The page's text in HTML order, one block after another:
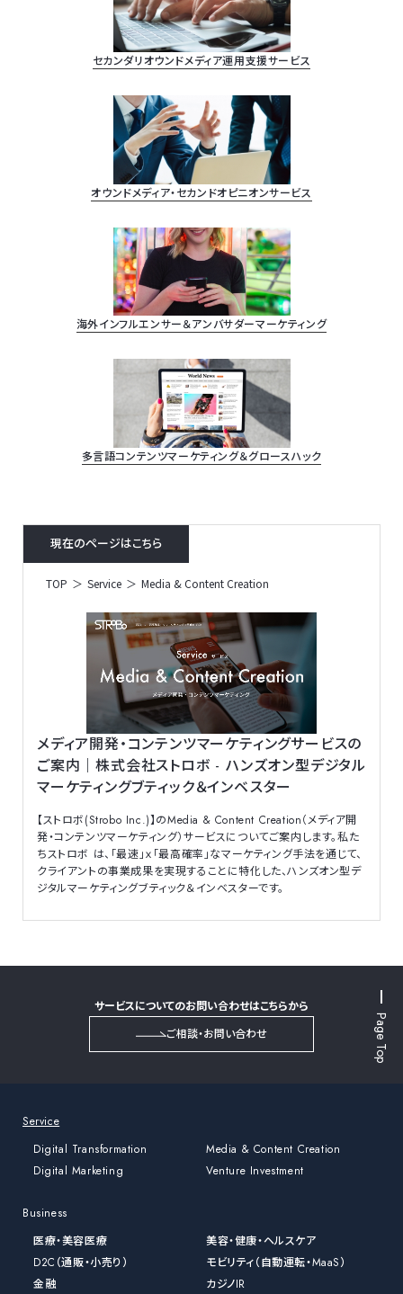
セカンダリオウンドメディア運用支援サービス
オウンドメディア・セカンドオピニオンサービス
海外インフルエンサー＆アンバサダーマーケティング
多言語コンテンツマーケティング＆グロースハック
現在のページはこちら
TOP Service Media & Content Creation
メディア開発・コンテンツマーケティングサービスの
ご案内｜株式会社ストロボ - ハンズオン型デジタル
マーケティングブティック＆インベスター
【ストロボ(Strobo Inc.)】のMedia & Content Creation（メディア開
発・コンテンツマーケティング）サービスについてご案内します。私た
ちストロボ は、「最速」ｘ「最高確率」なマーケティング手法を通じて、
クライアントの事業成果を実現することに特化した、ハンズオン型デ
ジタルマーケティングブティック＆インベスターです。
サービスについてのお問い合わせはこちらから
ご相談・お問い合わせ
Service
Digital Transformation
Media & Content Creation
Digital Marketing
Venture Investment
Business
医療・美容医療
美容・健康・ヘルスケア
D2C（通販・小売り）
モビリティ（自動運転・MaaS）
金融
カジノIR
Page Top